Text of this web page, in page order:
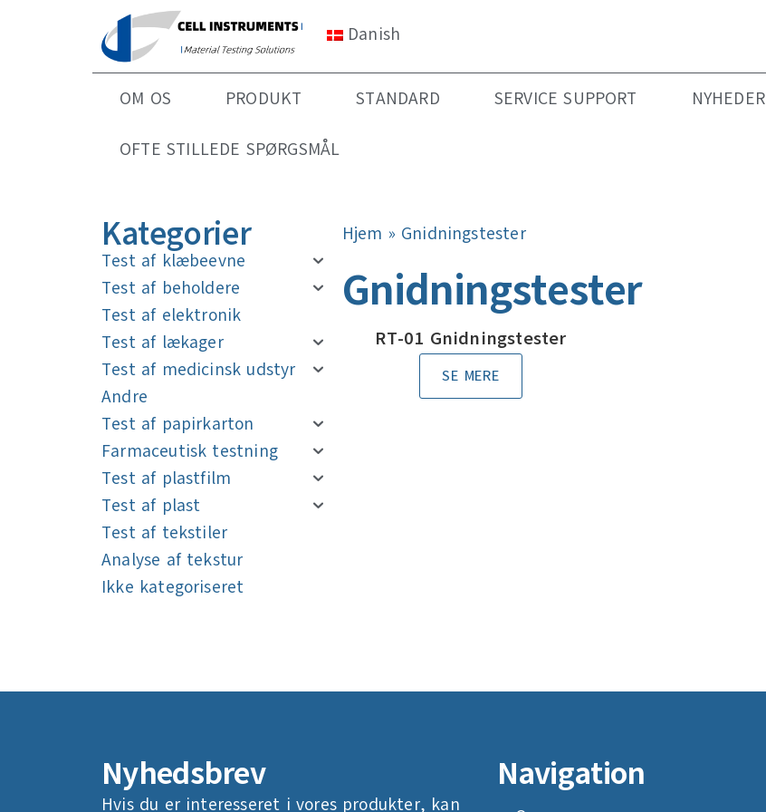
Danish
OM OS PRODUKT STANDARD SERVICE SUPPORT NYHEDER
OFTE STILLEDE SPØRGSMÅL
Kategorier
Test af klæbeevne
Test af beholdere
Test af elektronik
Test af lækager
Test af medicinsk udstyr
Andre
Test af papirkarton
Farmaceutisk testning
Test af plastfilm
Test af plast
Test af tekstiler
Analyse af tekstur
Ikke kategoriseret
Hjem » Gnidningstester
Gnidningstester
RT-01 Gnidningstester
SE MERE
Nyhedsbrev
Hvis du er interesseret i vores produkter, kan
Navigation